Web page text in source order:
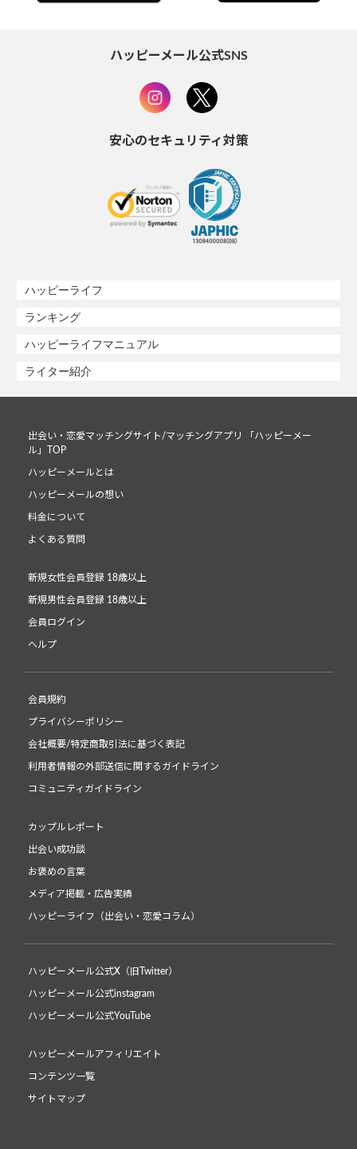
ハッピーメール公式SNS
安心のセキュリティ対策
ハッピーライフ
ランキング
ハッピーライフマニュアル
ライター紹介
出会い・恋愛マッチングサイト/マッチングアプリ 「ハッピーメー
ル」TOP
ハッピーメールとは
ハッピーメールの想い
料金について
よくある質問
新規女性会員登録 18歳以上
新規男性会員登録 18歳以上
会員ログイン
ヘルプ
会員規約
プライバシーポリシー
会社概要/特定商取引法に基づく表記
利用者情報の外部送信に関するガイドライン
コミュニティガイドライン
カップルレポート
出会い成功談
お褒めの言葉
メディア掲載・広告実績
ハッピーライフ（出会い・恋愛コラム）
ハッピーメール公式X（旧Twitter）
ハッピーメール公式instagram
ハッピーメール公式YouTube
ハッピーメールアフィリエイト
コンテンツ一覧
サイトマップ